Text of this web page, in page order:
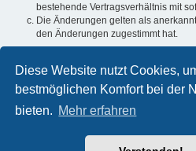
Diese Website nutzt Cookies,
bestmöglichen Komfort bei der
bieten. Mehr erfahren
bestehende Vertragsverhältnis mit
Die Änderungen gelten als
den Änderungen zugestimmt hat.
Informationen über den Umgang mit
sind in der Datenschutzerklärung
Foren-Übersicht